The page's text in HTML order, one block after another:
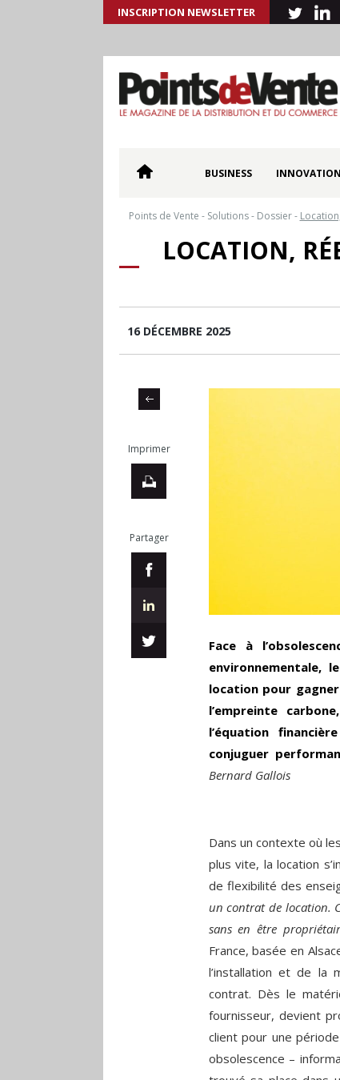
INSCRIPTION NEWSLETTER
BUSINESS INNOVATION
Points de Vente - Solutions- Dossier-
LOCATION,
16 DÉCEMBRE 2025
Imprimer
Partager
Face à
environnementale,
location pour
l’empreinte
l’équation
conjuguer
Bernard Gallois
Dans un contexte où
plus vite, la location
de flexibilité des
un contrat de location.
sans en être
France, basée en
l’installation et de la
contrat. Dès le
fournisseur, devient
client pour une
obsolescence –